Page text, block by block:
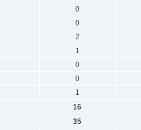
0
0
2
1
0
0
1
16
35